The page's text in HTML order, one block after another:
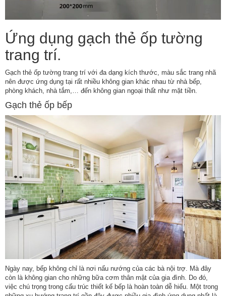
Ứng dụng gạch thẻ ốp tường
trang trí.
Gạch thẻ ốp tường trang trí với đa dạng kích thước, màu sắc trang nhã
nên được ứng dụng tại rất nhiều không gian khác nhau từ nhà bếp,
phòng khách, nhà tắm,… đến không gian ngoại thất như mặt tiền.
Gạch thẻ ốp bếp
Ngày nay, bếp không chỉ là nơi nấu nướng của các bà nội trợ. Mà đây
còn là không gian cho những bữa cơm thân mật của gia đình. Do đó,
việc chú trọng trong cấu trúc thiết kế bếp là hoàn toàn dễ hiểu. Một trong